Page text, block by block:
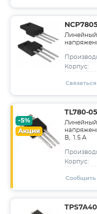
Линейный
Корпус:
-5%
Акция
TL780-
Линейный
В, 1.5 А
Корпус:
Сообщить